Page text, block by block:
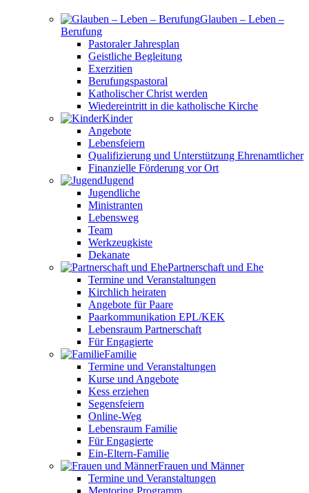
Glauben – Leben –
Berufung
Pastoraler Jahresplan
Geistliche Begleitung
Exerzitien
Berufungspastoral
Katholischer Christ werden
Wiedereintritt in die katholische Kirche
Kinder
Angebote
Lebensfeiern
Qualifizierung und Unterstützung Ehrenamtlicher
Finanzielle Förderung vor Ort
Jugend
Jugendliche
Ministranten
Lebensweg
Team
Werkzeugkiste
Dekanate
Partnerschaft und Ehe
Termine und Veranstaltungen
Kirchlich heiraten
Angebote für Paare
Paarkommunikation EPL/KEK
Lebensraum Partnerschaft
Für Engagierte
Familie
Termine und Veranstaltungen
Kurse und Angebote
Kess erziehen
Segensfeiern
Online-Weg
Lebensraum Familie
Für Engagierte
Ein-Eltern-Familie
Frauen und Männer
Termine und Veranstaltungen